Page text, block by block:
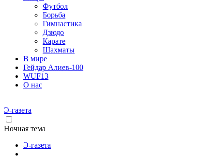
Футбол
Борьба
Гимнастика
Дзюдо
Карате
Шахматы
В мире
Гейдар Алиев-100
WUF13
О нас
Э-газета
Ночная тема
Э-газета